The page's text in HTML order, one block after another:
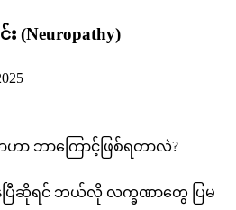
(Neuropathy)
ဟာ ဘာကြောင့်ဖြစ်ရတာလဲ?
ေပြီဆိုရင် ဘယ်လို လက္ခဏာတွေ ပြမ